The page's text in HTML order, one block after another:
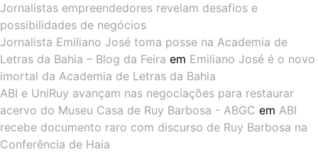
Jornalistas empreendedores revelam desafios e
possibilidades de negócios
Jornalista Emiliano José toma posse na Academia de
Letras da Bahia – Blog da Feira em Emiliano José é o novo
imortal da Academia de Letras da Bahia
ABI e UniRuy avançam nas negociações para restaurar
acervo do Museu Casa de Ruy Barbosa - ABGC em ABI
recebe documento raro com discurso de Ruy Barbosa na
Conferência de Haia